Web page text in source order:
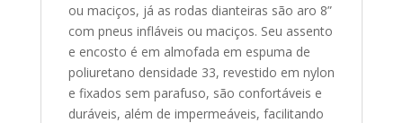
ou maciços, já as rodas dianteiras são aro 8”
com pneus infláveis ou maciços. Seu assento
e encosto é em almofada em espuma de
poliuretano densidade 33, revestido em nylon
e fixados sem parafuso, são confortáveis e
duráveis, além de impermeáveis, facilitando